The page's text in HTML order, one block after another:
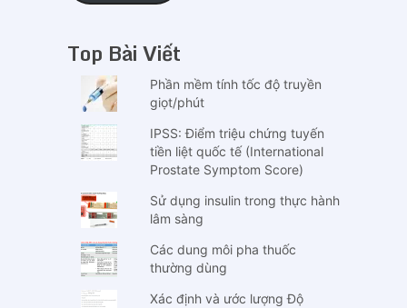
Top Bài Viết
Phần mềm tính tốc độ truyền
giọt/phút
IPSS: Điểm triệu chứng tuyến
tiền liệt quốc tế (International
Prostate Symptom Score)
Sử dụng insulin trong thực hành
lâm sàng
Các dung môi pha thuốc
thường dùng
Xác định và ước lượng Độ